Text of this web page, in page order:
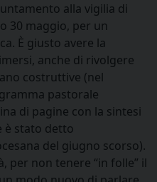
alla vigilia di
30 maggio, per un
È giusto avere la
anche di rivolgere
costruttive (nel
pastorale
di pagine con la sintesi
è stato detto
del giugno scorso).
per non tenere “in folle” il